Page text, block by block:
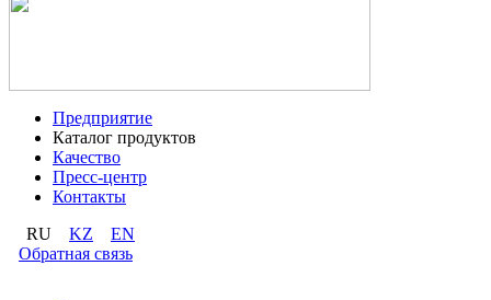
Предприятие
Каталог продуктов
Качество
Пресс-центр
Контакты
RU KZ
EN
Обратная связь